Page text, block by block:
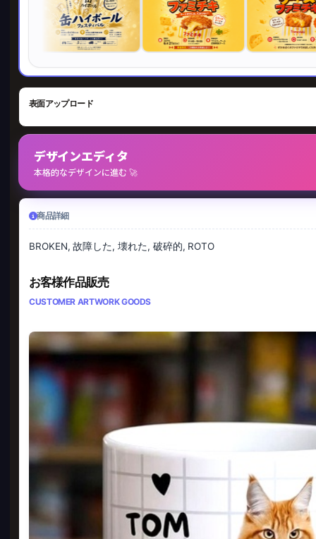
表面アップロード
デザインエディタ
本格的なデザインに進む 🚀
商品詳細
BROKEN, 故障した, 壊れた, 破碎的, ROTO
お客様作品販売
CUSTOMER ARTWORK GOODS